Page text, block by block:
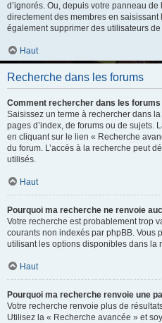
d’ignorés. Ou, depuis votre panneau
directement des membres en saisissant
également supprimer des utilisateurs
Haut
Recherche dans les forums
Comment rechercher dans les forums
Saisissez un terme à rechercher dans
pages d’index, de forums ou de sujets.
en cliquant sur le lien « Recherche
du forum. L’accès à la recherche peut
utilisés.
Haut
Pourquoi ma recherche ne renvoie
Votre recherche est probablement trop
courants non indexés par phpBB. Vous
utilisant les options disponibles dans la
Haut
Pourquoi ma recherche renvoie une
Votre recherche renvoie plus de
Utilisez la « Recherche avancée » et